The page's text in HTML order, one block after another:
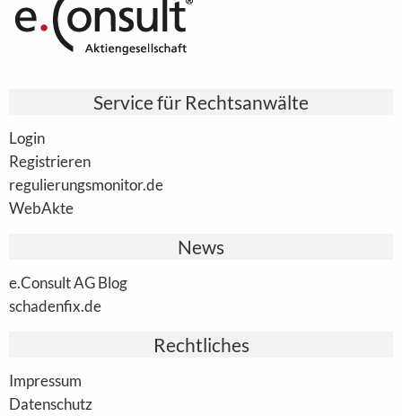
Service für Rechtsanwälte
Login
Registrieren
regulierungsmonitor.de
WebAkte
News
e.Consult AG Blog
schadenfix.de
Rechtliches
Impressum
Datenschutz